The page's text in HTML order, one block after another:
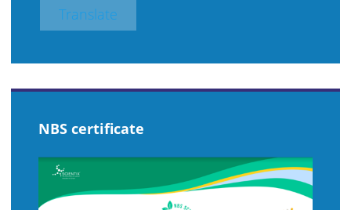
LANGUAGE
TO
THIS
PAGE
Translate
NBS certificate